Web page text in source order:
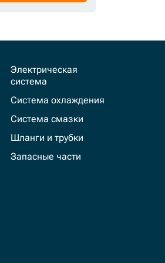
Электрическая
система
Система охлаждения
Система смазки
Шланги и трубки
Запасные части